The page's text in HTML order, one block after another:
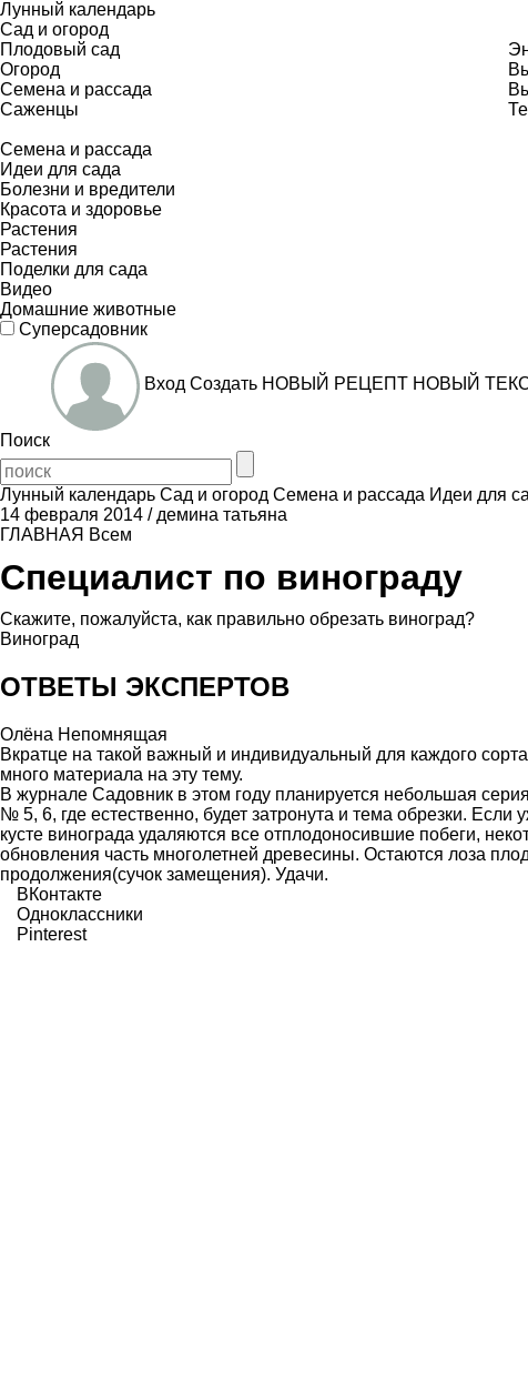
Лунный календарь
Сад и огород
Плодовый сад
Огород
Семена и рассада
Саженцы
Семена и рассада
Идеи для сада
Болезни и вредители
Красота и здоровье
Растения
Растения
Поделки для сада
Видео
Домашние животные
Суперсадовник
Вход Создать НОВЫЙ РЕЦЕПТ НОВЫЙ
Поиск
Лунный календарь Сад и огород Семена и рассада Идеи для
14 февраля 2014 / демина татьяна
ГЛАВНАЯ Всем
Специалист по винограду
Скажите, пожалуйста, как правильно обрезать виноград?
Виноград
ОТВЕТЫ ЭКСПЕРТОВ
Олёна Непомнящая
Вкратце на такой важный и индивидуальный для каждого
много материала на эту тему.
В журнале Садовник в этом году планируется небольшая
№ 5, 6, где естественно, будет затронута и тема обрезки.
кусте винограда удаляются все отплодоносившие побеги,
обновления часть многолетней древесины. Остаются лоза
продолжения(сучок замещения). Удачи.
ВКонтакте
Одноклассники
Pinterest